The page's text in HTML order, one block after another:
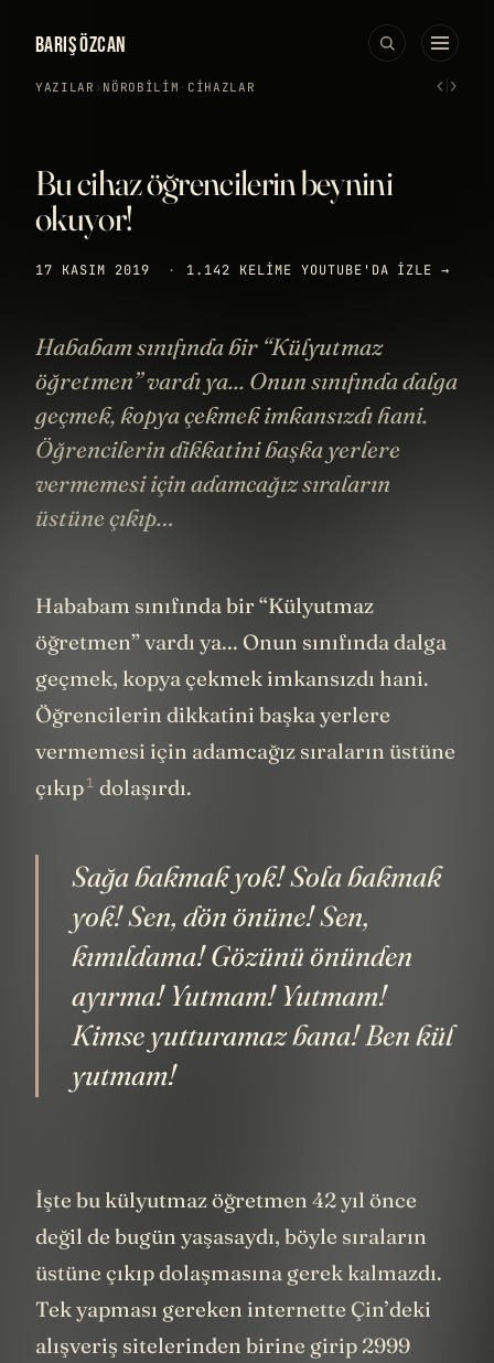
BARIŞ ÖZCAN
YAZILAR › NÖROBILIM · CIHAZLAR ‹›
Bu cihaz öğrencilerin beynini
okuyor!
17 KASIM 2019 · 1.142 KELIME YOUTUBE'DA IZLE →
Hababam sınıfında bir “Külyutmaz
öğretmen” vardı ya... Onun sınıfında dalga
geçmek, kopya çekmek imkansızdı hani.
Öğrencilerin dikkatini başka yerlere
vermemesi için adamcağız sıraların
üstüne çıkıp…
Hababam sınıfında bir “Külyutmaz
öğretmen” vardı ya... Onun sınıfında dalga
geçmek, kopya çekmek imkansızdı hani.
Öğrencilerin dikkatini başka yerlere
vermemesi için adamcağız sıraların üstüne
çıkıp1 dolaşırdı.
Sağa bakmak yok! Sola bakmak
yok! Sen, dön önüne! Sen,
kımıldama! Gözünü önünden
ayırma! Yutmam! Yutmam!
Kimse yutturamaz bana! Ben kül
yutmam!
İşte bu külyutmaz öğretmen 42 yıl önce
değil de bugün yaşasaydı, böyle sıraların
üstüne çıkıp dolaşmasına gerek kalmazdı.
Tek yapması gereken internette Çin’deki
alışveriş sitelerinden birine girip 2999